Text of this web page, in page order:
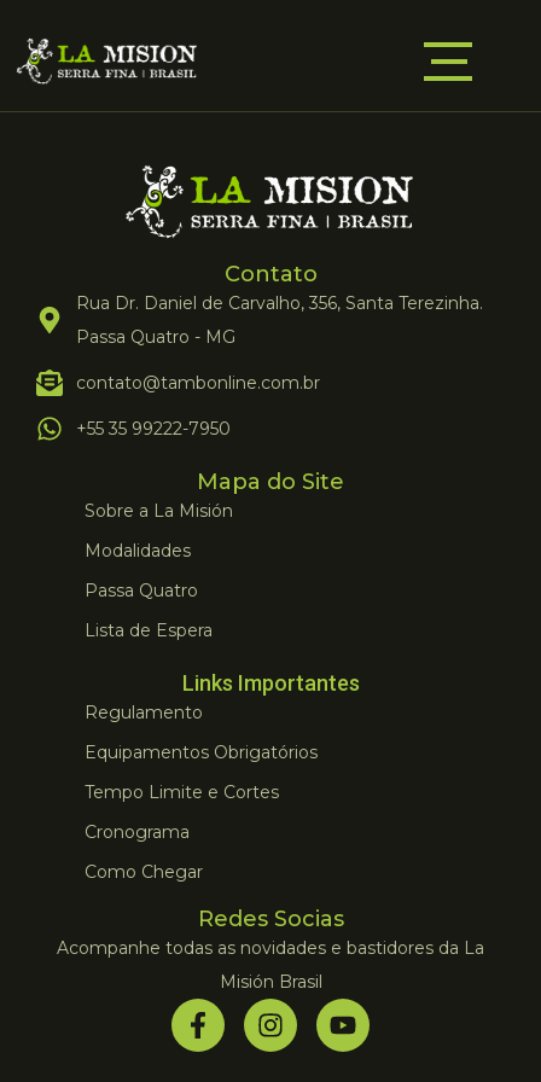
Contato
Rua Dr. Daniel de Carvalho, 356, Santa Terezinha.
Passa Quatro - MG
contato@tambonline.com.br
+55 35 99222-7950
Mapa do Site
Sobre a La Misión
Modalidades
Passa Quatro
Lista de Espera
Links Importantes
Regulamento
Equipamentos Obrigatórios
Tempo Limite e Cortes
Cronograma
Como Chegar
Redes Socias
Acompanhe todas as novidades e bastidores da La
Misión Brasil